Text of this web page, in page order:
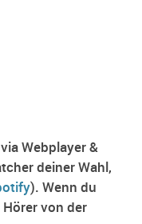
Webplayer &
deiner Wahl,
). Wenn du
von der